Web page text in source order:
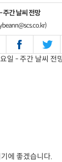
주간 날씨 전망
일 - 주간 날씨 전
에 좋겠습니다.